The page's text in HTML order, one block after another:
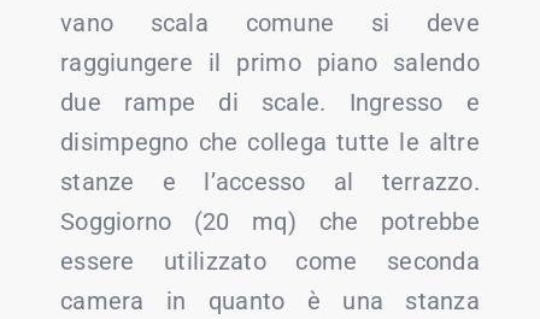
vano scala comune si deve
raggiungere il primo piano salendo
due rampe di scale. Ingresso e
disimpegno che collega tutte le altre
stanze e l’accesso al terrazzo.
Soggiorno (20 mq) che potrebbe
essere utilizzato come seconda
camera in quanto è una stanza